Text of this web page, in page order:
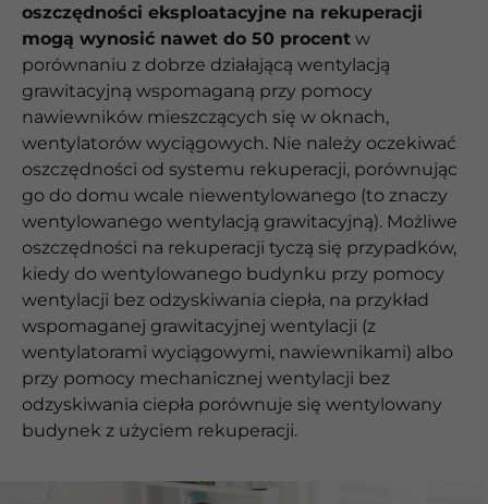
oszczędności eksploatacyjne na rekuperacji
mogą wynosić nawet do 50 procent w
porównaniu z dobrze działającą wentylacją
grawitacyjną wspomaganą przy pomocy
nawiewników mieszczących się w oknach,
wentylatorów wyciągowych. Nie należy oczekiwać
oszczędności od systemu rekuperacji, porównując
go do domu wcale niewentylowanego (to znaczy
wentylowanego wentylacją grawitacyjną). Możliwe
oszczędności na rekuperacji tyczą się przypadków,
kiedy do wentylowanego budynku przy pomocy
wentylacji bez odzyskiwania ciepła, na przykład
wspomaganej grawitacyjnej wentylacji (z
wentylatorami wyciągowymi, nawiewnikami) albo
przy pomocy mechanicznej wentylacji bez
odzyskiwania ciepła porównuje się wentylowany
budynek z użyciem rekuperacji.